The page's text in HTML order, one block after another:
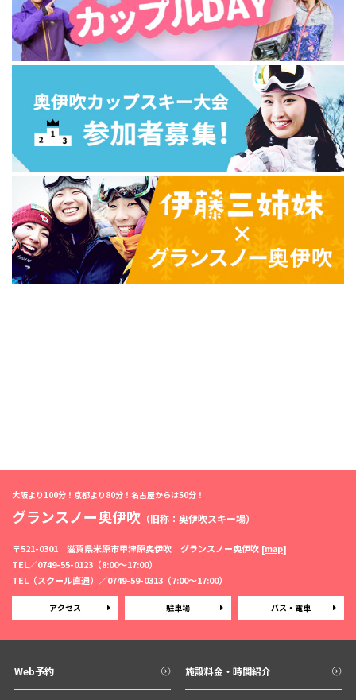
大阪より100分！京都より80分！名古屋からは50分！
グランスノー奥伊吹 （旧称：奥伊吹スキー場）
〒521-0301 滋賀県米原市甲津原奥伊吹 グランスノー奥伊吹 [map]
TEL／0749-55-0123 （8:00〜17:00）
TEL（スクール直通）／0749-59-0313 （7:00〜17:00）
アクセス 駐車場 バス・電車
Web予約 施設料金・時間紹介